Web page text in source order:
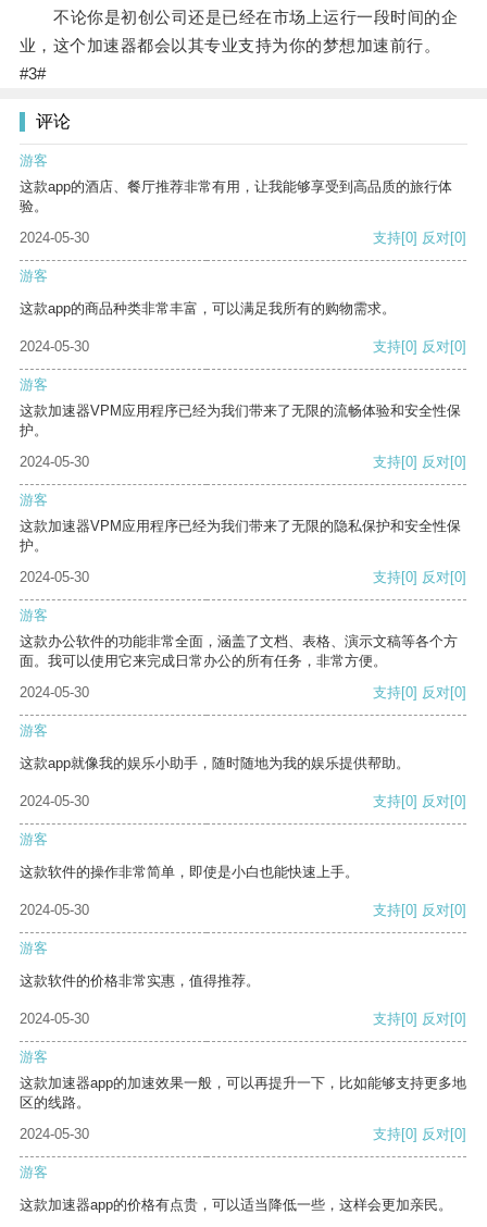
不论你是初创公司还是已经在市场上运行一段时间的企
业，这个加速器都会以其专业支持为你的梦想加速前行。
#3#
评论
游客
这款app的酒店、餐厅推荐非常有用，让我能够享受到高品质的旅行体
验。
2024-05-30
支持[0] 反对[0]
游客
这款app的商品种类非常丰富，可以满足我所有的购物需求。
2024-05-30 支持[0] 反对[0]
游客
这款加速器VPM应用程序已经为我们带来了无限的流畅体验和安全性保
护。
2024-05-30
支持[0] 反对[0]
游客
这款加速器VPM应用程序已经为我们带来了无限的隐私保护和安全性保
护。
2024-05-30
支持[0] 反对[0]
游客
这款办公软件的功能非常全面，涵盖了文档、表格、演示文稿等各个方
面。我可以使用它来完成日常办公的所有任务，非常方便。
2024-05-30
支持[0] 反对[0]
游客
这款app就像我的娱乐小助手，随时随地为我的娱乐提供帮助。
2024-05-30 支持[0] 反对[0]
游客
这款软件的操作非常简单，即使是小白也能快速上手。
2024-05-30 支持[0] 反对[0]
游客
这款软件的价格非常实惠，值得推荐。
2024-05-30 支持[0] 反对[0]
游客
这款加速器app的加速效果一般，可以再提升一下，比如能够支持更多地
区的线路。
2024-05-30
支持[0] 反对[0]
游客
这款加速器app的价格有点贵，可以适当降低一些，这样会更加亲民。